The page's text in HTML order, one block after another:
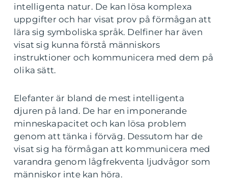
intelligenta natur. De kan lösa komplexa
uppgifter och har visat prov på förmågan att
lära sig symboliska språk. Delfiner har även
visat sig kunna förstå människors
instruktioner och kommunicera med dem på
olika sätt.
Elefanter är bland de mest intelligenta
djuren på land. De har en imponerande
minneskapacitet och kan lösa problem
genom att tänka i förväg. Dessutom har de
visat sig ha förmågan att kommunicera med
varandra genom lågfrekventa ljudvågor som
människor inte kan höra.